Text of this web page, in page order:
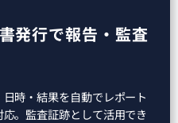
発行で報告・監査
時・結果を自動でレポート
。監査証跡として活用でき